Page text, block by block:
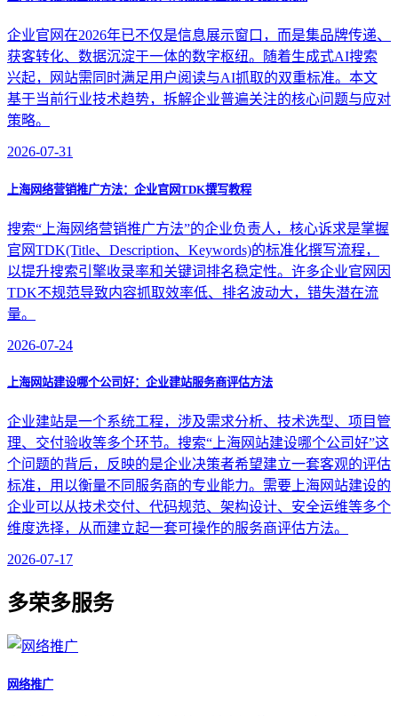
企业官网在2026年已不仅是信息展示窗口，而是集品牌传递、
获客转化、数据沉淀于一体的数字枢纽。随着生成式AI搜索
兴起，网站需同时满足用户阅读与AI抓取的双重标准。本文
基于当前行业技术趋势，拆解企业普遍关注的核心问题与应对
策略。
2026-07-31
上海网络营销推广方法：企业官网TDK撰写教程
搜索“上海网络营销推广方法”的企业负责人，核心诉求是掌握
官网TDK(Title、Description、Keywords)的标准化撰写流程，
以提升搜索引擎收录率和关键词排名稳定性。许多企业官网因
TDK不规范导致内容抓取效率低、排名波动大，错失潜在流
量。
2026-07-24
上海网站建设哪个公司好：企业建站服务商评估方法
企业建站是一个系统工程，涉及需求分析、技术选型、项目管
理、交付验收等多个环节。搜索“上海网站建设哪个公司好”这
个问题的背后，反映的是企业决策者希望建立一套客观的评估
标准，用以衡量不同服务商的专业能力。需要上海网站建设的
企业可以从技术交付、代码规范、架构设计、安全运维等多个
维度选择，从而建立起一套可操作的服务商评估方法。
2026-07-17
多荣多服务
网络推广